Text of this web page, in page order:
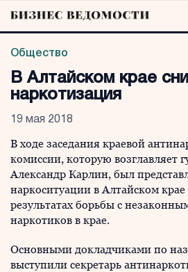
Общество
В Алтайском крае
наркотизация
19 мая 2018
В ходе заседания краевой
комиссии, которую возглавляет
Александр Карлин, был
наркоситуации в Алтайском крае
результатах борьбы с
наркотиков в крае.
Основными докладчиками по
выступили секретарь